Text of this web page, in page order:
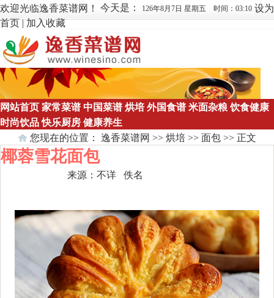
欢迎光临逸香菜谱网！ 今天是： 126年8月7日 星期五 时间：03:10 设为
首页|加入收藏
网站首页 家常菜谱 中国菜谱 烘培 外国食谱 米面杂粮 饮食健康
时尚饮品 快乐厨房 健康养生
您现在的位置： 逸香菜谱网 >> 烘培 >> 面包 >> 正文
椰蓉雪花面包
来源： 不详 佚名